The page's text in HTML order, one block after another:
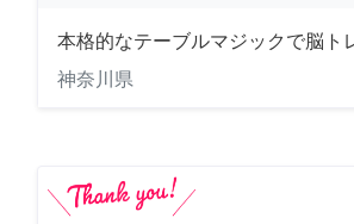
本格的なテーブルマジックで脳ト
神奈川県